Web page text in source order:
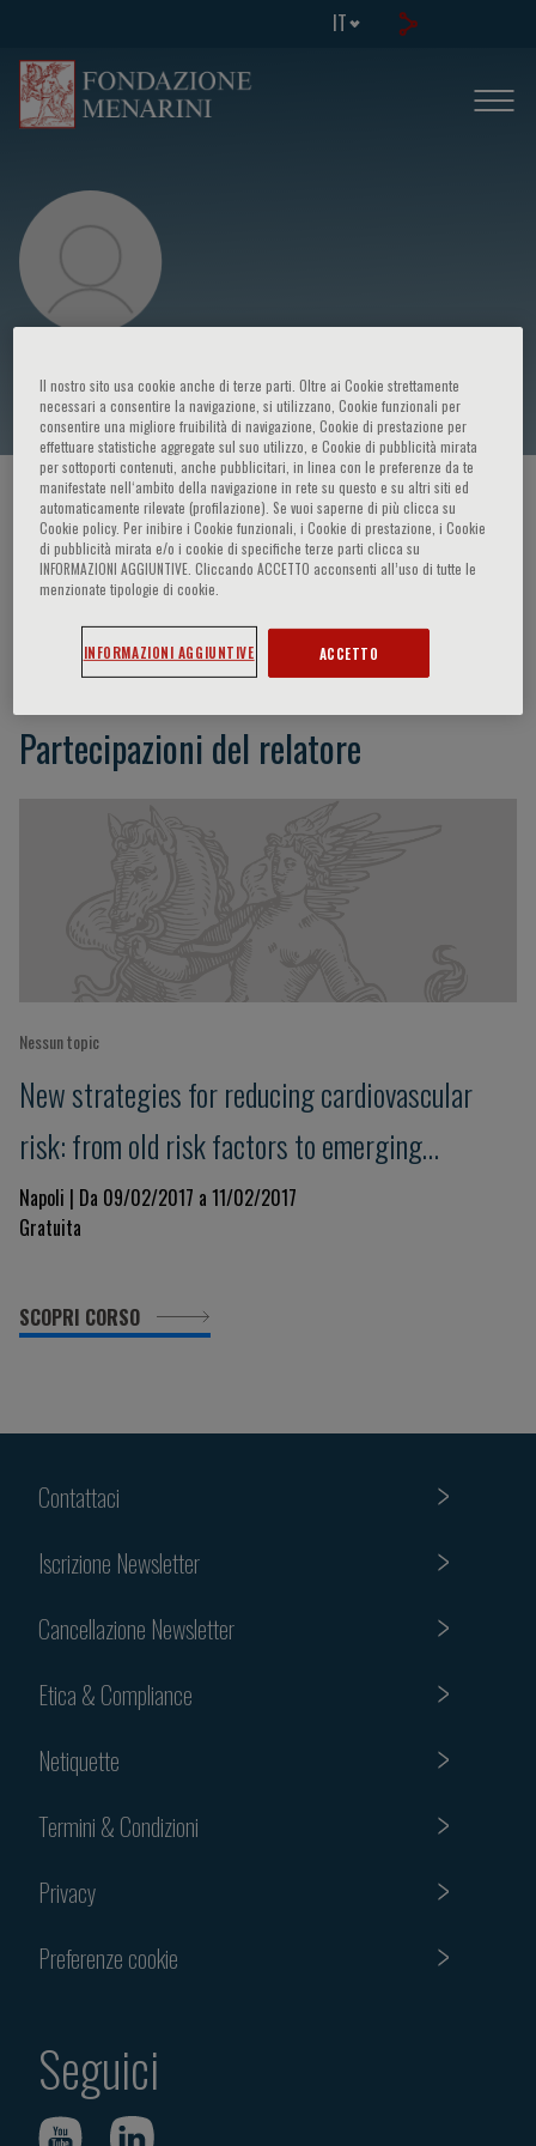
IT
Giovanni Esposito
HOME PAGE / CORSI ED EVENTI / RELATORE
Giovanni Esposito
Partecipazioni del relatore
Nessun topic
New strategies for reducing cardiovascular
risk: from old risk factors to emerging
diagnostic and therapeutic strategies
Napoli | Da 09/02/2017 a 11/02/2017
Gratuita
SCOPRI CORSO
Contattaci
Iscrizione Newsletter
Cancellazione Newsletter
Etica & Compliance
Netiquette
Termini & Condizioni
Privacy
Preferenze cookie
Seguici
Il nostro sito usa cookie anche di terze parti. Oltre ai Cookie strettamente
necessari a consentire la navigazione, si utilizzano, Cookie funzionali per
consentire una migliore fruibilità di navigazione, Cookie di prestazione per
effettuare statistiche aggregate sul suo utilizzo, e Cookie di pubblicità mirata
per sottoporti contenuti, anche pubblicitari, in linea con le preferenze da te
manifestate nell‘ambito della navigazione in rete su questo e su altri siti ed
automaticamente rilevate (profilazione). Se vuoi saperne di più clicca su
Cookie policy. Per inibire i Cookie funzionali, i Cookie di prestazione, i Cookie
di pubblicità mirata e/o i cookie di specifiche terze parti clicca su
INFORMAZIONI AGGIUNTIVE. Cliccando ACCETTO acconsenti all’uso di tutte le
menzionate tipologie di cookie.
INFORMAZIONI AGGIUNTIVE ACCETTO